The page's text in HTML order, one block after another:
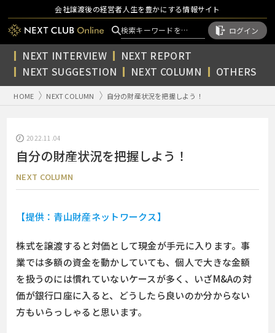
会社譲渡後の経営者人生を豊かにする情報サイト
ログイン
NEXT INTERVIEW
NEXT REPORT
NEXT SUGGESTION
NEXT COLUMN OTHERS
HOME NEXT COLUMN 自分の財産状況を把握しよう！
2022.11.04
自分の財産状況を把握しよう！
NEXT COLUMN
【提供：青山財産ネットワークス】
株式を譲渡すると対価として現金が手元に入ります。事
業では多額の資金を動かしていても、個人で大きな金額
を扱うのには慣れていないケースが多く、いざM&Aの対
価が銀行口座に入ると、どうしたら良いのか分からない
方もいらっしゃると思います。